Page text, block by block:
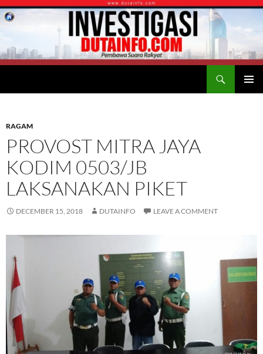
RAGAM
PROVOST MITRA JAYA
KODIM 0503/JB
LAKSANAKAN PIKET
DECEMBER 15, 2018 DUTAINFO LEAVE A COMMENT